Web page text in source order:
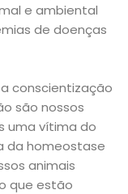
e ambiental
de doenças
conscientização
são nossos
uma vítima do
da homeostase
animais
que estão